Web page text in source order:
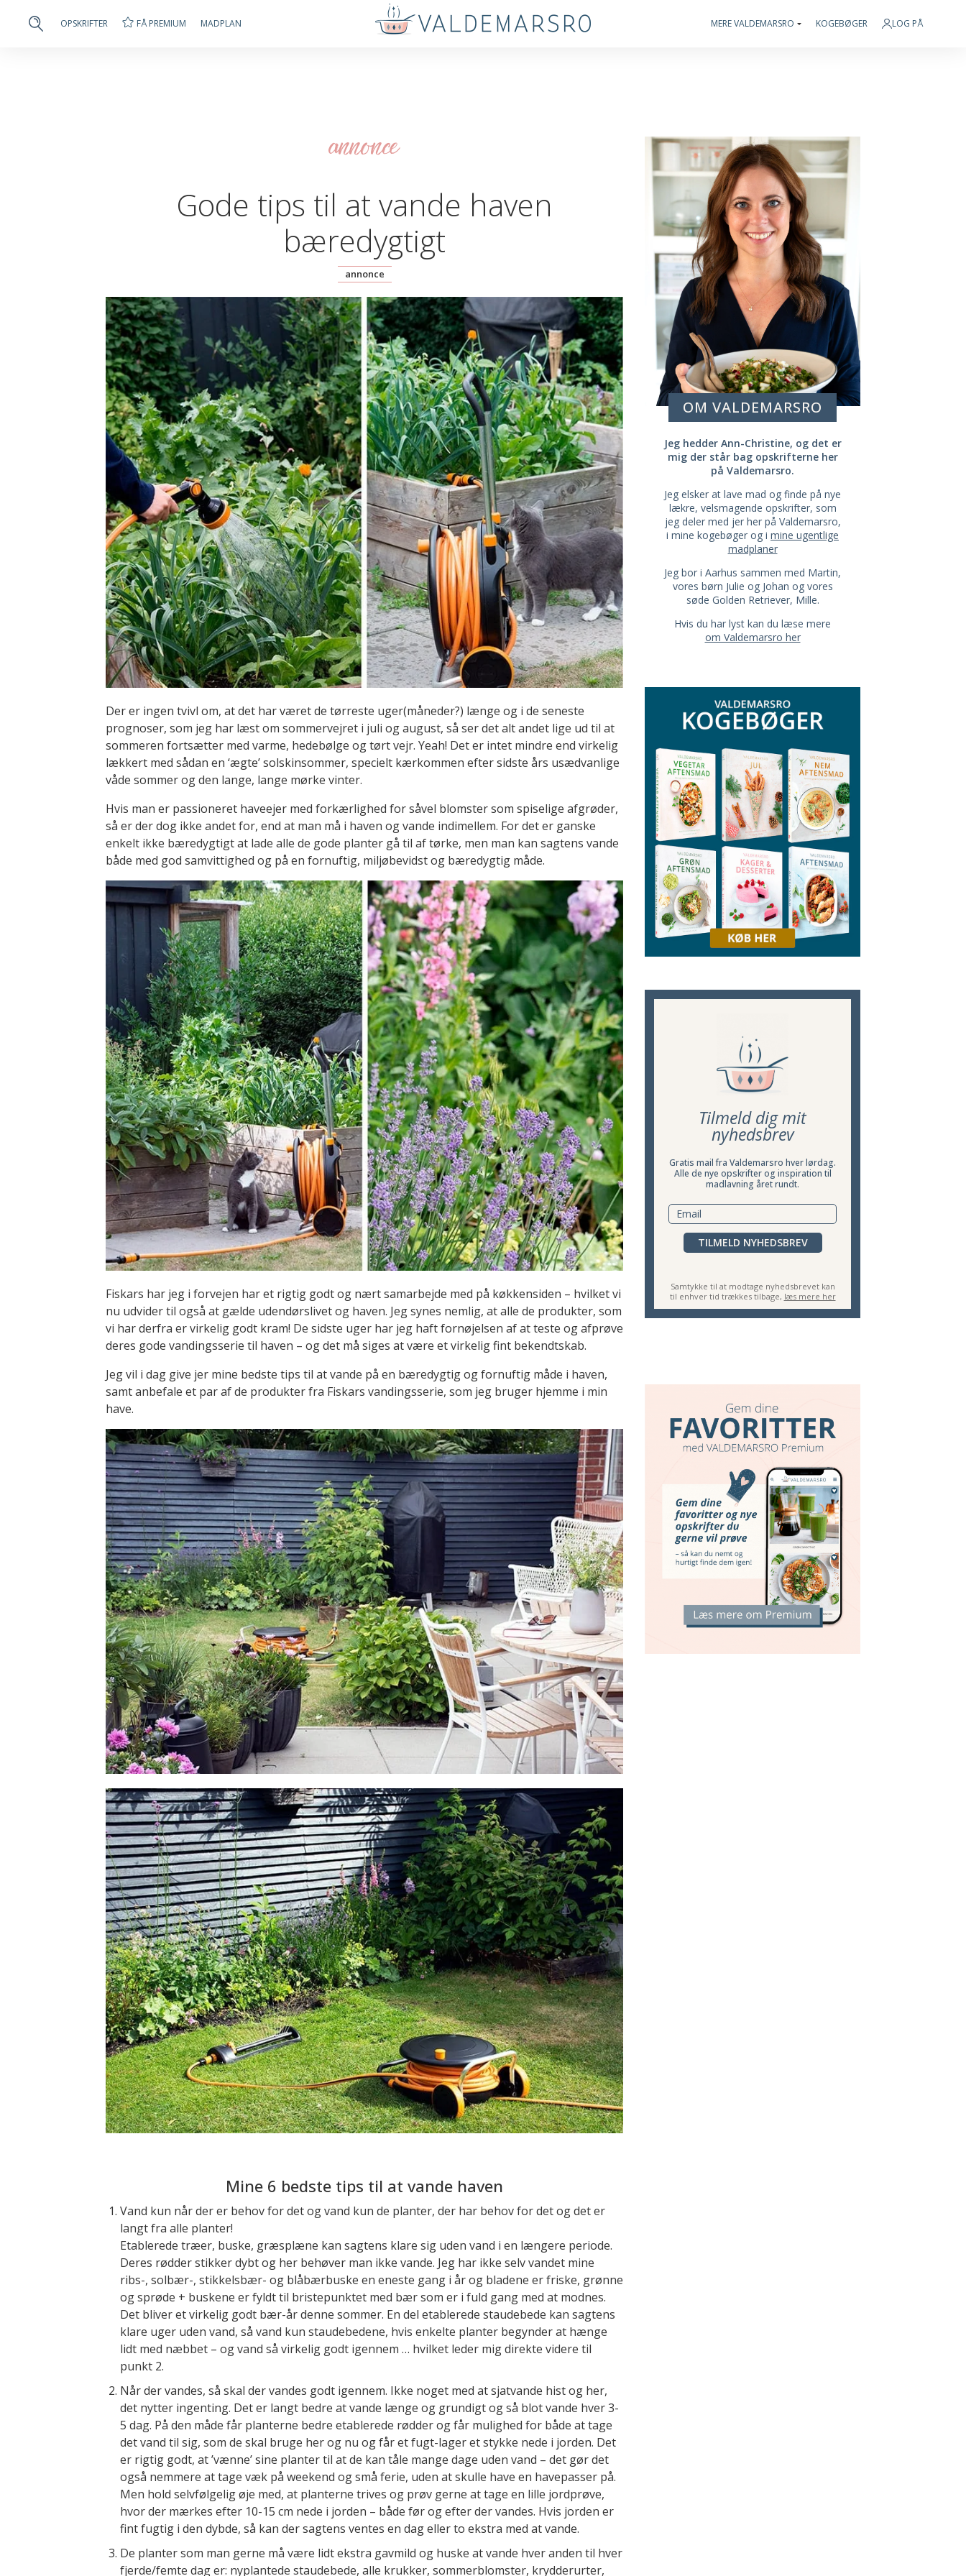
OPSKRIFTER FÅ PREMIUM MADPLAN MERE VALDEMARSRO KOGEBØGER LOG PÅ
annonce
Gode tips til at vande haven
bæredygtigt
annonce
Der er ingen tvivl om, at det har været de tørreste uger(måneder?) længe og i de seneste
prognoser, som jeg har læst om sommervejret i juli og august, så ser det alt andet lige ud til at
sommeren fortsætter med varme, hedebølge og tørt vejr. Yeah! Det er intet mindre end virkelig
lækkert med sådan en ‘ægte’ solskinsommer, specielt kærkommen efter sidste års usædvanlige
våde sommer og den lange, lange mørke vinter.
Hvis man er passioneret haveejer med forkærlighed for såvel blomster som spiselige afgrøder,
så er der dog ikke andet for, end at man må i haven og vande indimellem. For det er ganske
enkelt ikke bæredygtigt at lade alle de gode planter gå til af tørke, men man kan sagtens vande
både med god samvittighed og på en fornuftig, miljøbevidst og bæredygtig måde.
Fiskars har jeg i forvejen har et rigtig godt og nært samarbejde med på køkkensiden – hvilket vi
nu udvider til også at gælde udendørslivet og haven. Jeg synes nemlig, at alle de produkter, som
vi har derfra er virkelig godt kram! De sidste uger har jeg haft fornøjelsen af at teste og afprøve
deres gode vandingsserie til haven – og det må siges at være et virkelig fint bekendtskab.
Jeg vil i dag give jer mine bedste tips til at vande på en bæredygtig og fornuftig måde i haven,
samt anbefale et par af de produkter fra Fiskars vandingsserie, som jeg bruger hjemme i min
have.
Mine 6 bedste tips til at vande haven
Vand kun når der er behov for det og vand kun de planter, der har behov for det og det er
langt fra alle planter!
Etablerede træer, buske, græsplæne kan sagtens klare sig uden vand i en længere periode.
Deres rødder stikker dybt og her behøver man ikke vande. Jeg har ikke selv vandet mine
ribs-, solbær-, stikkelsbær- og blåbærbuske en eneste gang i år og bladene er friske, grønne
og sprøde + buskene er fyldt til bristepunktet med bær som er i fuld gang med at modnes.
Det bliver et virkelig godt bær-år denne sommer. En del etablerede staudebede kan sagtens
klare uger uden vand, så vand kun staudebedene, hvis enkelte planter begynder at hænge
lidt med næbbet – og vand så virkelig godt igennem … hvilket leder mig direkte videre til
punkt 2.
Når der vandes, så skal der vandes godt igennem. Ikke noget med at sjatvande hist og her,
det nytter ingenting. Det er langt bedre at vande længe og grundigt og så blot vande hver 3-
5 dag. På den måde får planterne bedre etablerede rødder og får mulighed for både at tage
det vand til sig, som de skal bruge her og nu og får et fugt-lager et stykke nede i jorden. Det
er rigtig godt, at ’vænne’ sine planter til at de kan tåle mange dage uden vand – det gør det
også nemmere at tage væk på weekend og små ferie, uden at skulle have en havepasser på.
Men hold selvfølgelig øje med, at planterne trives og prøv gerne at tage en lille jordprøve,
hvor der mærkes efter 10-15 cm nede i jorden – både før og efter der vandes. Hvis jorden er
fint fugtig i den dybde, så kan der sagtens ventes en dag eller to ekstra med at vande.
De planter som man gerne må være lidt ekstra gavmild og huske at vande hver anden til hver
fjerde/femte dag er: nyplantede staudebede, alle krukker, sommerblomster, krydderurter,
OM VALDEMARSRO
Jeg hedder Ann-Christine, og det er
mig der står bag opskrifterne her
på Valdemarsro.
Jeg elsker at lave mad og finde på nye
lækre, velsmagende opskrifter, som
jeg deler med jer her på Valdemarsro,
i mine kogebøger og i mine ugentlige
madplaner
Jeg bor i Aarhus sammen med Martin,
vores børn Julie og Johan og vores
søde Golden Retriever, Mille.
Hvis du har lyst kan du læse mere
om Valdemarsro her
Tilmeld dig mit
nyhedsbrev
Gratis mail fra Valdemarsro hver lørdag.
Alle de nye opskrifter og inspiration til
madlavning året rundt.
TILMELD NYHEDSBREV
Samtykke til at modtage nyhedsbrevet kan
til enhver tid trækkes tilbage, læs mere her